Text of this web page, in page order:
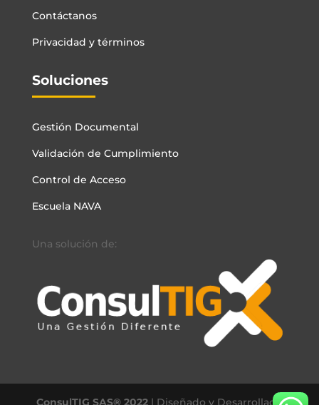
Contáctanos
Privacidad y términos
Soluciones
Gestión Documental
Validación de Cumplimiento
Control de Acceso
Escuela NAVA
Una solución de:
ConsulTIG SAS® 2022| Diseñado y Desarrollado